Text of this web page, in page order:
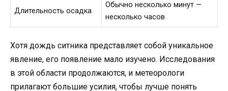
Длительность осадка
Обычно несколько минут —
несколько часов
Хотя дождь ситника представляет собой уникальное
явление, его появление мало изучено. Исследования
в этой области продолжаются, и метеорологи
прилагают большие усилия, чтобы лучше понять